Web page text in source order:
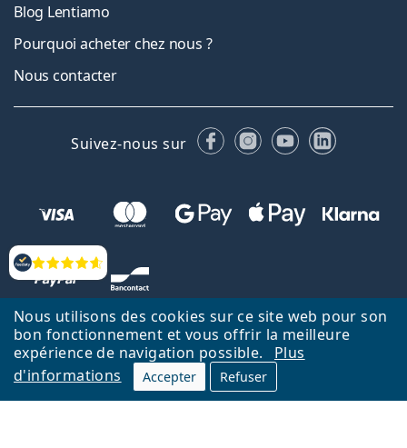
Nous utilisons des cookies sur ce site web pour son
bon fonctionnement et vous offrir la meilleure
expérience de navigation possible.
Plus
d'informations
Accepter Refuser
Évaluation
Blog Lentiamo
Pourquoi acheter chez nous ?
Nous contacter
Suivez-nous sur FacebookInstagram
YouTubeLinkedIn
Retour à la page d'accueil Haut
Nederlands